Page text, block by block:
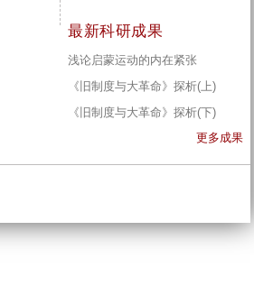
最新科研成果
浅论启蒙运动的内在紧张
《旧制度与大革命》探析(上)
《旧制度与大革命》探析(下)
更多成果